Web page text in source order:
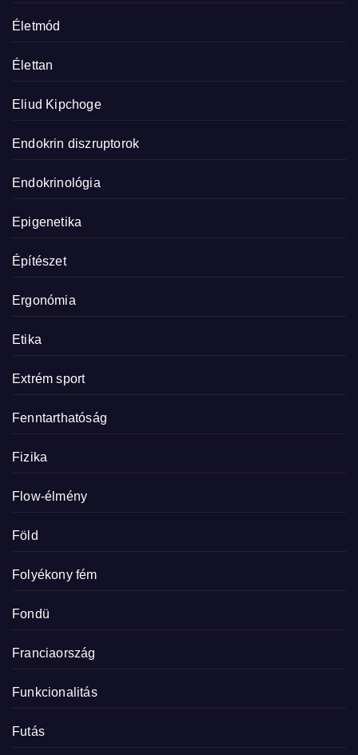
Életmód
Élettan
Eliud Kipchoge
Endokrin diszruptorok
Endokrinológia
Epigenetika
Építészet
Ergonómia
Etika
Extrém sport
Fenntarthatóság
Fizika
Flow-élmény
Föld
Folyékony fém
Fondü
Franciaország
Funkcionalitás
Futás